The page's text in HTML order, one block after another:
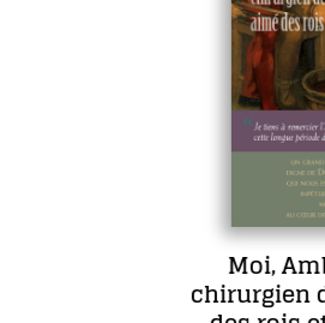
Moi,
chirurgien de